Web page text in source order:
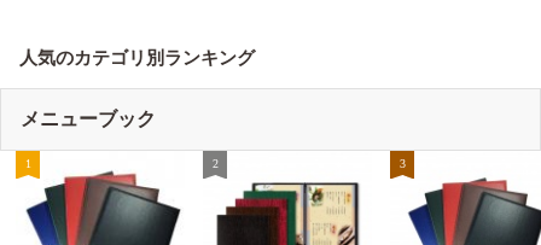
人気のカテゴリ別ランキング
メニューブック